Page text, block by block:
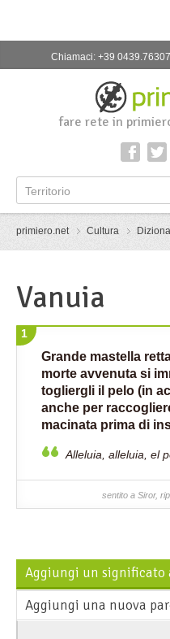
Chiamaci: +39
fare rete in
Territorio
primiero.net Cultura
Vanuia
1
Grande mastella
morte avvenuta si
togliergli il pelo (in
anche per
macinata prima di
Alleluia, alleluia, el
sentito a Siror,
Aggiungi un significato
Aggiungi una nuova